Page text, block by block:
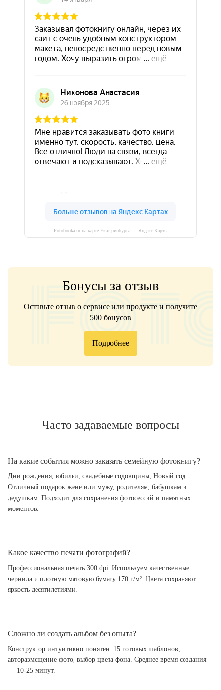
Fotobooka.ru на карте Екатеринбурга — Яндекс Карты
Бонусы за отзыв
Оставьте отзыв о сервисе или продукте и получите
500 бонусов
Подробнее
Часто задаваемые вопросы
На какие события можно заказать семейную фотокнигу?
Дни рождения, юбилеи, свадебные годовщины, Новый год.
Отличный подарок жене или мужу, родителям, бабушкам и
дедушкам. Подходит для сохранения фотосессий и памятных
моментов.
Какое качество печати фотографий?
Профессиональная печать 300 dpi. Используем качественные
чернила и плотную матовую бумагу 170 г/м². Цвета сохраняют
яркость десятилетиями.
Сложно ли создать альбом без опыта?
Конструктор интуитивно понятен. 15 готовых шаблонов,
авторазмещение фото, выбор цвета фона. Среднее время создания
— 10-25 минут.